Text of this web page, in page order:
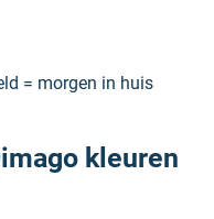
= morgen in huis
kleuren